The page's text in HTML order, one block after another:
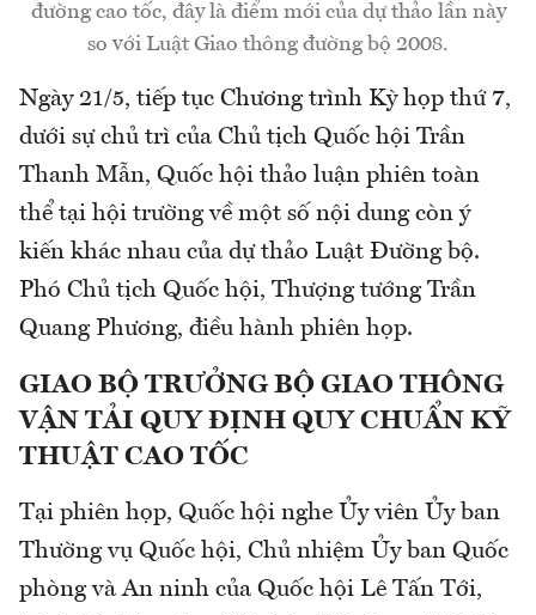
đường cao tốc, đây là điểm mới của dự thảo lần này
so với Luật Giao thông đường bộ 2008.
Ngày 21/5, tiếp tục Chương trình Kỳ họp thứ 7,
dưới sự chủ trì của Chủ tịch Quốc hội Trần
Thanh Mẫn, Quốc hội thảo luận phiên toàn
thể tại hội trường về một số nội dung còn ý
kiến khác nhau của dự thảo Luật Đường bộ.
Phó Chủ tịch Quốc hội, Thượng tướng Trần
Quang Phương, điều hành phiên họp.
GIAO BỘ TRƯỞNG BỘ GIAO THÔNG
VẬN TẢI QUY ĐỊNH QUY CHUẨN KỸ
THUẬT CAO TỐC
Tại phiên họp, Quốc hội nghe Ủy viên Ủy ban
Thường vụ Quốc hội, Chủ nhiệm Ủy ban Quốc
phòng và An ninh của Quốc hội Lê Tấn Tới,